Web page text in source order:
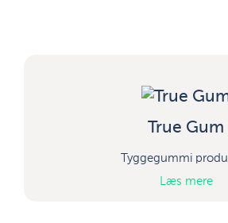
True Gum
Tyggegummi
Læs mere